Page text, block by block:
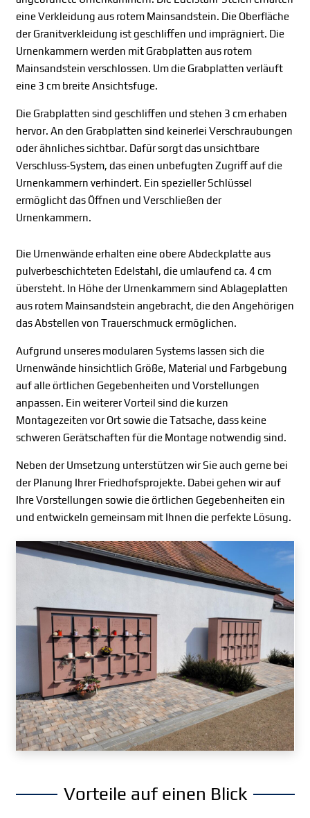
eine Verkleidung aus rotem Mainsandstein. Die Oberfläche
der Granitverkleidung ist geschliffen und imprägniert. Die
Urnenkammern werden mit Grabplatten aus rotem
Mainsandstein verschlossen. Um die Grabplatten verläuft
eine 3 cm breite Ansichtsfuge.
Die Grabplatten sind geschliffen und stehen 3 cm erhaben
hervor. An den Grabplatten sind keinerlei Verschraubungen
oder ähnliches sichtbar. Dafür sorgt das unsichtbare
Verschluss-System, das einen unbefugten Zugriff auf die
Urnenkammern verhindert. Ein spezieller Schlüssel
ermöglicht das Öffnen und Verschließen der
Urnenkammern.
Die Urnenwände erhalten eine obere Abdeckplatte aus
pulverbeschichteten Edelstahl, die umlaufend ca. 4 cm
übersteht. In Höhe der Urnenkammern sind Ablageplatten
aus rotem Mainsandstein angebracht, die den Angehörigen
das Abstellen von Trauerschmuck ermöglichen.
Aufgrund unseres modularen Systems lassen sich die
Urnenwände hinsichtlich Größe, Material und Farbgebung
auf alle örtlichen Gegebenheiten und Vorstellungen
anpassen. Ein weiterer Vorteil sind die kurzen
Montagezeiten vor Ort sowie die Tatsache, dass keine
schweren Gerätschaften für die Montage notwendig sind.
Neben der Umsetzung unterstützen wir Sie auch gerne bei
der Planung Ihrer Friedhofsprojekte. Dabei gehen wir auf
Ihre Vorstellungen sowie die örtlichen Gegebenheiten ein
und entwickeln gemeinsam mit Ihnen die perfekte Lösung.
Vorteile auf einen Blick